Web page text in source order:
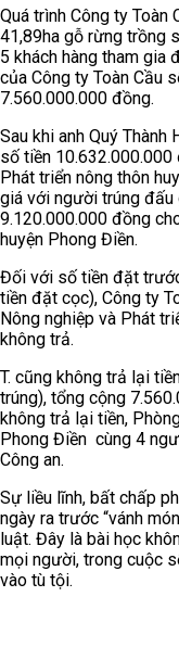
Quá trình Công ty
41,89ha gỗ rừng trồng
5 khách hàng tham gia
của Công ty Toàn Cầu
7.560.000.000 đồng.
Sau khi anh Quý
số tiền
Phát triển nông thôn
giá với người trúng đấu
9.120.000.000 đồng
huyện Phong Điền.
Đối với số tiền đặt
tiền đặt cọc), Công ty
Nông nghiệp và Phát
không trả.
T. cũng không trả lại
trúng), tổng cộng
không trả lại tiền,
Phong Điền cùng 4
Công an.
Sự liều lĩnh, bất chấp
ngày ra trước “vánh
luật. Đây là bài học
mọi người, trong cuộc
vào tù tội.